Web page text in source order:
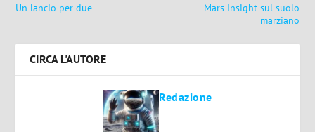
Un lancio per due
Mars Insight sul suolo
marziano
CIRCA L'AUTORE
Redazione